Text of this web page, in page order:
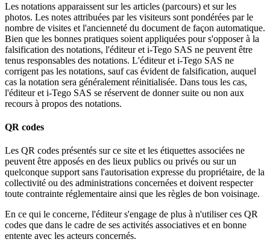
Les notations apparaissent sur les articles (parcours) et sur les
photos. Les notes attribuées par les visiteurs sont pondérées par le
nombre de visites et l'ancienneté du document de façon automatique.
Bien que les bonnes pratiques soient appliquées pour s'opposer à la
falsification des notations, l'éditeur et i-Tego SAS ne peuvent être
tenus responsables des notations. L'éditeur et i-Tego SAS ne
corrigent pas les notations, sauf cas évident de falsification, auquel
cas la notation sera généralement réinitialisée. Dans tous les cas,
l'éditeur et i-Tego SAS se réservent de donner suite ou non aux
recours à propos des notations.
QR codes
Les QR codes présentés sur ce site et les étiquettes associées ne
peuvent être apposés en des lieux publics ou privés ou sur un
quelconque support sans l'autorisation expresse du propriétaire, de la
collectivité ou des administrations concernées et doivent respecter
toute contrainte réglementaire ainsi que les règles de bon voisinage.
En ce qui le concerne, l'éditeur s'engage de plus à n'utiliser ces QR
codes que dans le cadre de ses activités associatives et en bonne
entente avec les acteurs concernés.